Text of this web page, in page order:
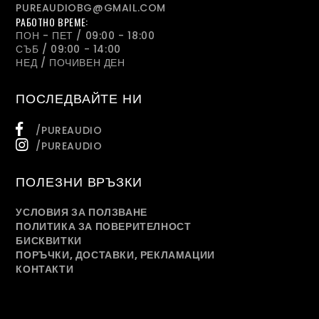
PUREAUDIOBG@GMAIL.COM
РАБОТНО ВРЕМЕ:
ПОН - ПЕТ / 09:00 - 18:00
СЪБ / 09:00 - 14:00
НЕД / ПОЧИВЕН ДЕН
ПОСЛЕДВАЙТЕ НИ
/PUREAUDIO
/PUREAUDIO
ПОЛЕЗНИ ВРЪЗКИ
УСЛОВИЯ ЗА ПОЛЗВАНЕ
ПОЛИТИКА ЗА ПОВЕРИТЕЛНОСТ
БИСКВИТКИ
ПОРЪЧКИ, ДОСТАВКИ, РЕКЛАМАЦИИ
КОНТАКТИ